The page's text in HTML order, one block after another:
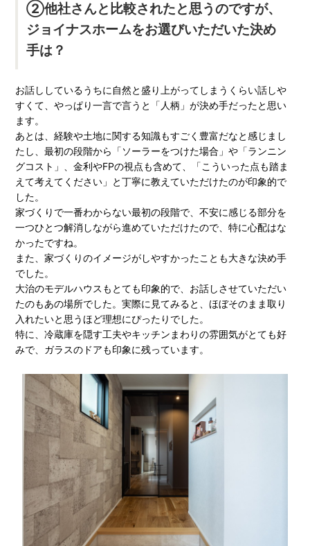
②他社さんと比較されたと思うのですが、
ジョイナスホームをお選びいただいた決め
手は？
お話ししているうちに自然と盛り上がってしまうくらい話しや
すくて、やっぱり一言で言うと「人柄」が決め手だったと思い
ます。
あとは、経験や土地に関する知識もすごく豊富だなと感じまし
たし、最初の段階から「ソーラーをつけた場合」や「ランニン
グコスト」、金利やFPの視点も含めて、「こういった点も踏ま
えて考えてください」と丁寧に教えていただけたのが印象的で
した。
家づくりで一番わからない最初の段階で、不安に感じる部分を
一つひとつ解消しながら進めていただけたので、特に心配はな
かったですね。
また、家づくりのイメージがしやすかったことも大きな決め手
でした。
大治のモデルハウスもとても印象的で、お話しさせていただい
たのもあの場所でした。実際に見てみると、ほぼそのまま取り
入れたいと思うほど理想にぴったりでした。
特に、冷蔵庫を隠す工夫やキッチンまわりの雰囲気がとても好
みで、ガラスのドアも印象に残っています。